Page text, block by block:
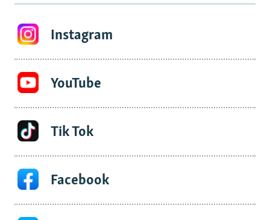
Instagram
YouTube
Tik Tok
Facebook